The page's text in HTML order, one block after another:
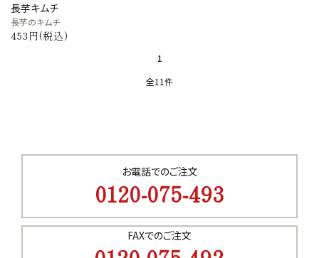
長芋キムチ
長芋のキムチ
453円(税込)
1
全11件
キーワード
カテゴリー
お電話でのご注文
0120-075-493
FAXでのご注文